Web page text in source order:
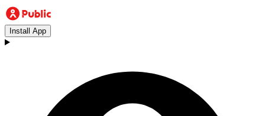
Install App